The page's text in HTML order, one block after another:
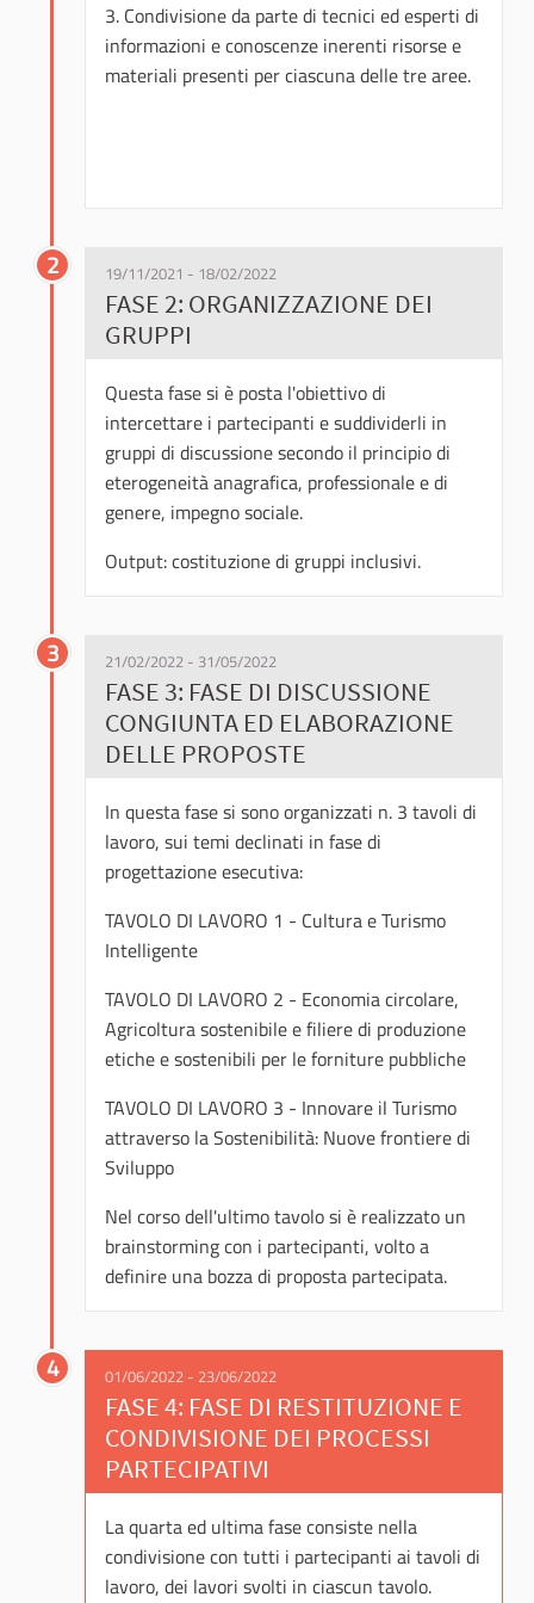
3. Condivisione da parte di tecnici ed esperti di
informazioni e conoscenze inerenti risorse e
materiali presenti per ciascuna delle tre aree.
2 19/11/2021 - 18/02/2022
FASE 2: ORGANIZZAZIONE DEI
GRUPPI
Questa fase si è posta l'obiettivo di
intercettare i partecipanti e suddividerli in
gruppi di discussione secondo il principio di
eterogeneità anagrafica, professionale e di
genere, impegno sociale.
Output: costituzione di gruppi inclusivi.
3 21/02/2022 - 31/05/2022
FASE 3: FASE DI DISCUSSIONE
CONGIUNTA ED ELABORAZIONE
DELLE PROPOSTE
In questa fase si sono organizzati n. 3 tavoli di
lavoro, sui temi declinati in fase di
progettazione esecutiva:
TAVOLO DI LAVORO 1 - Cultura e Turismo
Intelligente
TAVOLO DI LAVORO 2 - Economia circolare,
Agricoltura sostenibile e filiere di produzione
etiche e sostenibili per le forniture pubbliche
TAVOLO DI LAVORO 3 - Innovare il Turismo
attraverso la Sostenibilità: Nuove frontiere di
Sviluppo
Nel corso dell'ultimo tavolo si è realizzato un
brainstorming con i partecipanti, volto a
definire una bozza di proposta partecipata.
4 01/06/2022 - 23/06/2022
FASE 4: FASE DI RESTITUZIONE E
CONDIVISIONE DEI PROCESSI
PARTECIPATIVI
La quarta ed ultima fase consiste nella
condivisione con tutti i partecipanti ai tavoli di
lavoro, dei lavori svolti in ciascun tavolo.